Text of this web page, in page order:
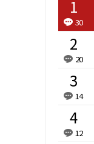
30
20
14
12